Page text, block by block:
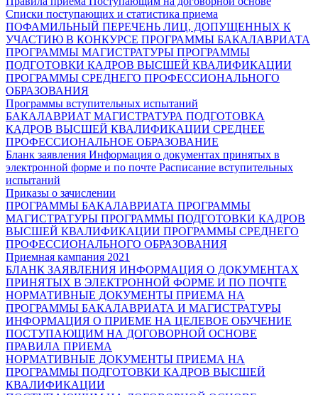
Списки поступающих и статистика приема
ПОФАМИЛЬНЫЙ ПЕРЕЧЕНЬ ЛИЦ, ДОПУЩЕННЫХ К
УЧАСТИЮ В КОНКУРСЕ ПРОГРАММЫ БАКАЛАВРИАТА
ПРОГРАММЫ МАГИСТРАТУРЫ ПРОГРАММЫ
ПОДГОТОВКИ КАДРОВ ВЫСШЕЙ КВАЛИФИКАЦИИ
ПРОГРАММЫ СРЕДНЕГО ПРОФЕССИОНАЛЬНОГО
ОБРАЗОВАНИЯ
Программы вступительных испытаний
БАКАЛАВРИАТ МАГИСТРАТУРА ПОДГОТОВКА
КАДРОВ ВЫСШЕЙ КВАЛИФИКАЦИИ СРЕДНЕЕ
ПРОФЕССИОНАЛЬНОЕ ОБРАЗОВАНИЕ
Бланк заявления Информация о документах принятых в
электронной форме и по почте Расписание вступительных
испытаний
Приказы о зачислении
ПРОГРАММЫ БАКАЛАВРИАТА ПРОГРАММЫ
МАГИСТРАТУРЫ ПРОГРАММЫ ПОДГОТОВКИ КАДРОВ
ВЫСШЕЙ КВАЛИФИКАЦИИ ПРОГРАММЫ СРЕДНЕГО
ПРОФЕССИОНАЛЬНОГО ОБРАЗОВАНИЯ
Приемная кампания 2021
БЛАНК ЗАЯВЛЕНИЯ ИНФОРМАЦИЯ О ДОКУМЕНТАХ
ПРИНЯТЫХ В ЭЛЕКТРОННОЙ ФОРМЕ И ПО ПОЧТЕ
НОРМАТИВНЫЕ ДОКУМЕНТЫ ПРИЕМА НА
ПРОГРАММЫ БАКАЛАВРИАТА И МАГИСТРАТУРЫ
ИНФОРМАЦИЯ О ПРИЕМЕ НА ЦЕЛЕВОЕ ОБУЧЕНИЕ
ПОСТУПАЮЩИМ НА ДОГОВОРНОЙ ОСНОВЕ
ПРАВИЛА ПРИЕМА
НОРМАТИВНЫЕ ДОКУМЕНТЫ ПРИЕМА НА
ПРОГРАММЫ ПОДГОТОВКИ КАДРОВ ВЫСШЕЙ
КВАЛИФИКАЦИИ